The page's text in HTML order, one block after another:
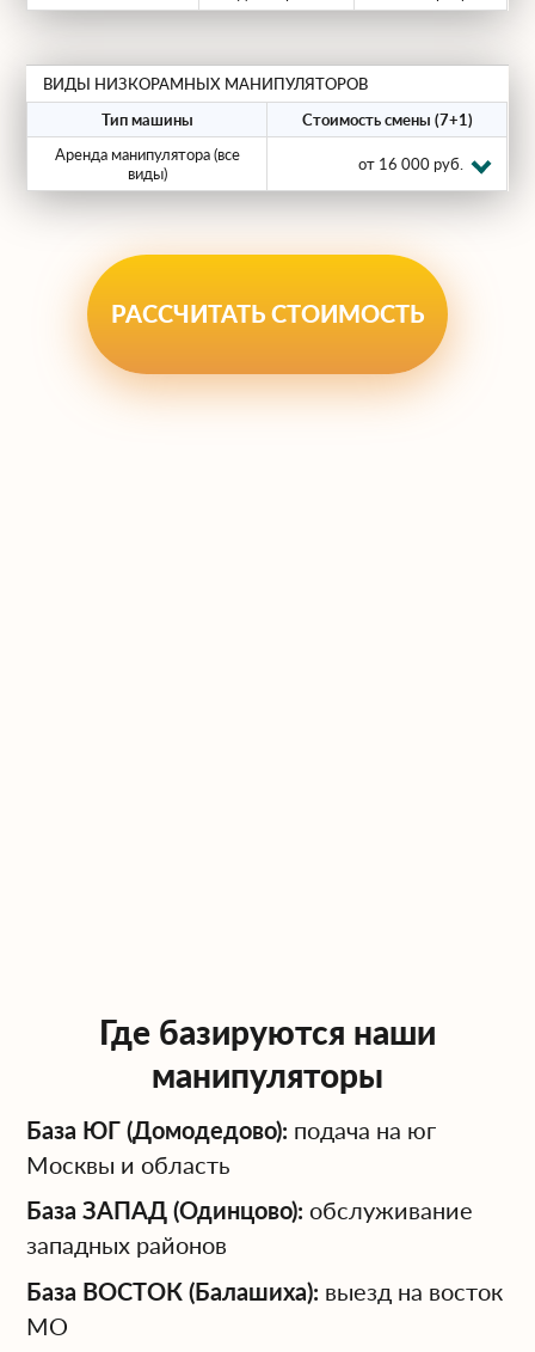
заменяет грузовик и автокран.
Оперативную подачу: стоянки в
разных районах области.
Гарантию сохранности груза и
Звоните прямо сейчас, чтобы
забронировать низкорамный манипулятор
под вашу задачу!
ВИДЫ НИЗКОРАМНЫХ МАНИПУЛЯТОРОВ
Тип машины
Стоимость смены (7+1)
Аренда манипулятора (все
виды)
от 16 000 руб.
РАССЧИТАТЬ СТОИМОСТЬ
Где базируются наши
манипуляторы
База ЮГ (Домодедово): подача на юг
Москвы и область
База ЗАПАД (Одинцово): обслуживание
западных районов
База ВОСТОК (Балашиха): выезд на восток
МО